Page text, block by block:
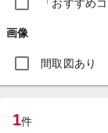
「おすすめ
画像
間取図あり
1件